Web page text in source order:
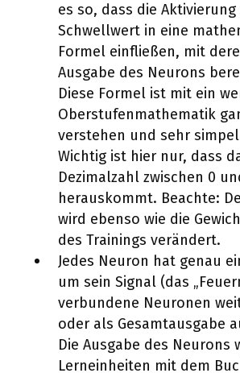
es so, dass die
Schwellwert in eine
Formel einfließen, mit
Ausgabe des Neurons
Diese Formel ist mit ein
Oberstufenmathematik
verstehen und sehr
Wichtig ist hier nur, dass
Dezimalzahl zwischen 0
herauskommt. Beachte:
wird ebenso wie die
des Trainings verändert.
Jedes Neuron hat genau
um sein Signal (das
verbundene Neuronen
oder als Gesamtausgabe
Die Ausgabe des Neurons
Lerneinheiten mit dem